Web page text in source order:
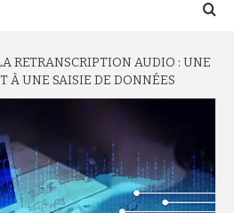
RETRANSCRIPTION AUDIO : UNE
À UNE SAISIE DE DONNÉES